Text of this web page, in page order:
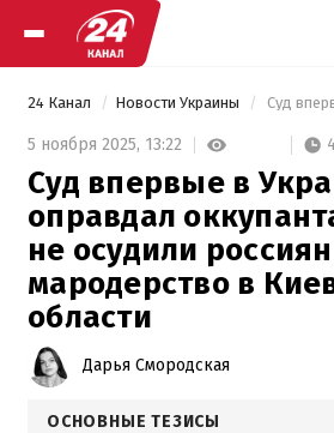
24 Канал Новости Украины
5 ноября 2025, 13:22
Суд впервые в
оправдал
не осудили
мародерство в
области
Дарья Смородская
ОСНОВНЫЕ ТЕЗИСЫ